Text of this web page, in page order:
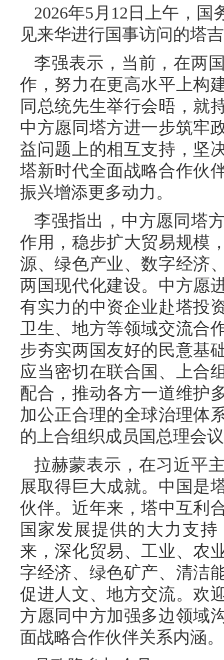
2026年5月12日上午，
见来华进行国事访问的塔
李强表示，当前，在两
作，努力在更高水平上构
同总统先生举行会晤，就
中方愿同塔方进一步筑牢
益问题上的相互支持，坚
塔新时代全面战略合作伙
振兴增添更多动力。
李强指出，中方愿同塔
作用，稳步扩大贸易规模
源、绿色产业、数字经济
两国现代化建设。中方愿
有实力的中资企业赴塔投
卫生、地方等领域交流合
步夯实两国友好的民意基
应当密切在联合国、上合
配合，推动各方一道维护
加公正合理的全球治理体
的上合组织成员国总理会
拉赫蒙表示，在习近平
展取得巨大成就。中国是
伙伴。近年来，塔中互利
国家发展提供的大力支
来，深化贸易、工业、农
字经济、绿色矿产、清洁
促进人文、地方交流。欢
方愿同中方加强多边领域
面战略合作伙伴关系内涵。